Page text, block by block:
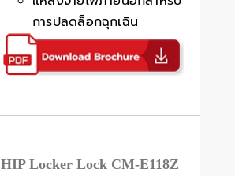
การปลดล็อกฉุกเฉิน
HIP Locker Lock CM-E118Z